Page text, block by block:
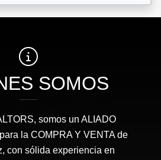
SOMOS
somos un ALIADO
la COMPRA Y VENTA de
con sólida experiencia en